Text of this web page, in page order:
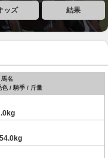
ッズ 結果
馬名
色 / 騎手 / 斤量